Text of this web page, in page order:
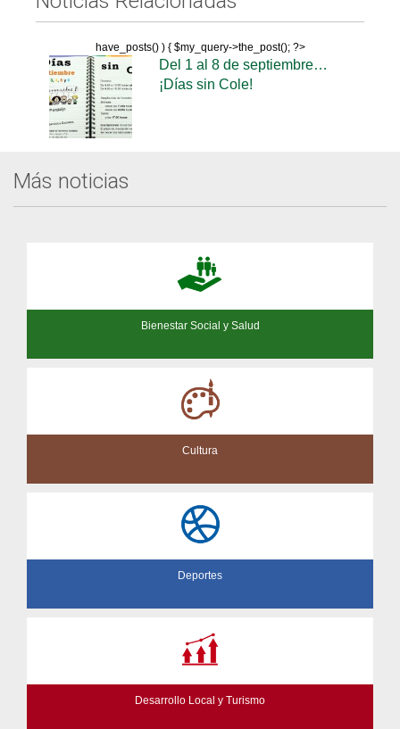
have_posts() ) { $my_query->the_post(); ?>
Del 1 al 8 de septiembre…
¡Días sin Cole!
Más noticias
Bienestar Social y Salud
Cultura
Deportes
Desarrollo Local y Turismo